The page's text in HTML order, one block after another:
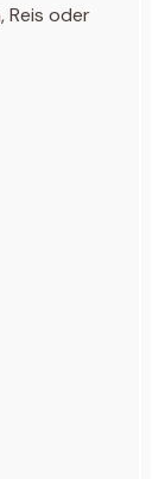
Reis oder